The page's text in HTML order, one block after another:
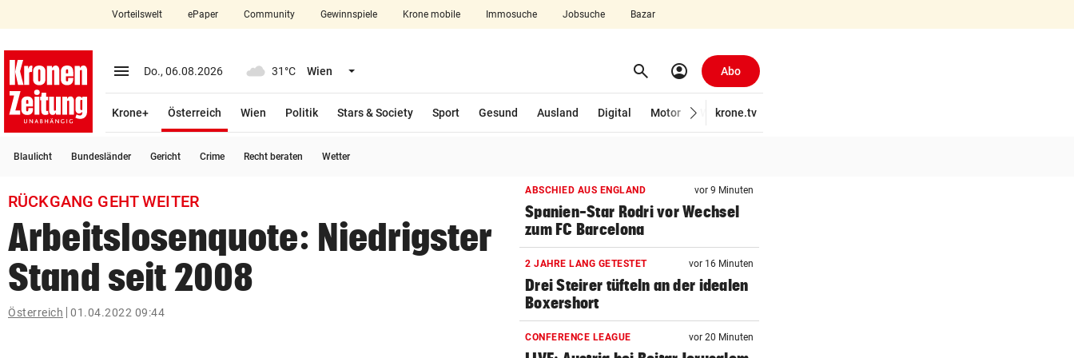
closeSchließen
account_circle Anmelden
arrow_right
search
Suchbegriff
eingeben
Vorteilswelt ePaper Community Gewinnspiele Krone mobile Immosuche Jobsuche Bazar
menu Menü aufklappen
Do., 06.08.2026 31°C Wien Menü aufklappen search Suchen
account_circle Abo
Krone+ Österreich
Wien
Politik Stars & Society Sport Gesund Ausland Digital Motor Wirtschaft
krone.tv
Blaulicht Bundesländer Gericht Crime Recht beraten Wetter
RÜCKGANG GEHT WEITER
Arbeitslosenquote: Niedrigster
Stand seit 2008
Österreich 01.04.2022 09:44
ABSCHIED AUS ENGLAND vor 9 Minuten
Spanien-Star Rodri vor Wechsel
zum FC Barcelona
2 JAHRE LANG GETESTET vor 16 Minuten
Drei Steirer tüfteln an der idealen
Boxershort
CONFERENCE LEAGUE vor 20 Minuten